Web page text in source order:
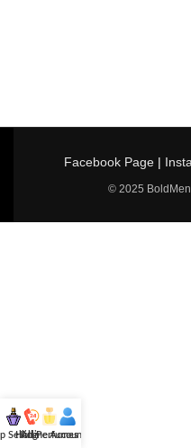
Facebook Page|
© 2025
Selling
Hotline
All Perfumes
Account